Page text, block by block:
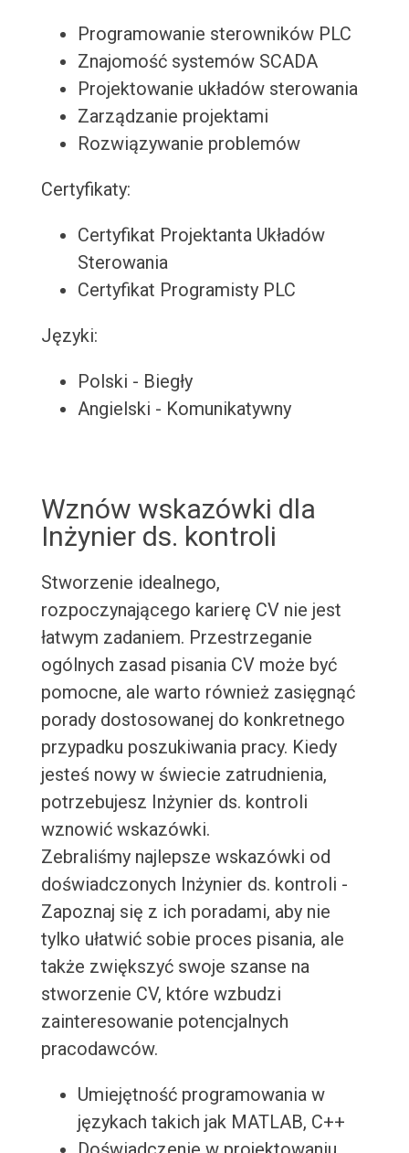
Programowanie sterowników PLC
Znajomość systemów SCADA
Projektowanie układów sterowania
Zarządzanie projektami
Rozwiązywanie problemów
Certyfikaty:
Certyfikat Projektanta Układów
Sterowania
Certyfikat Programisty PLC
Języki:
Polski - Biegły
Angielski - Komunikatywny
Wznów wskazówki dla
Inżynier ds. kontroli
Stworzenie idealnego,
rozpoczynającego karierę CV nie jest
łatwym zadaniem. Przestrzeganie
ogólnych zasad pisania CV może być
pomocne, ale warto również zasięgnąć
porady dostosowanej do konkretnego
przypadku poszukiwania pracy. Kiedy
jesteś nowy w świecie zatrudnienia,
potrzebujesz Inżynier ds. kontroli
wznowić wskazówki.
Zebraliśmy najlepsze wskazówki od
doświadczonych Inżynier ds. kontroli -
Zapoznaj się z ich poradami, aby nie
tylko ułatwić sobie proces pisania, ale
także zwiększyć swoje szanse na
stworzenie CV, które wzbudzi
zainteresowanie potencjalnych
pracodawców.
Umiejętność programowania w
językach takich jak MATLAB, C++